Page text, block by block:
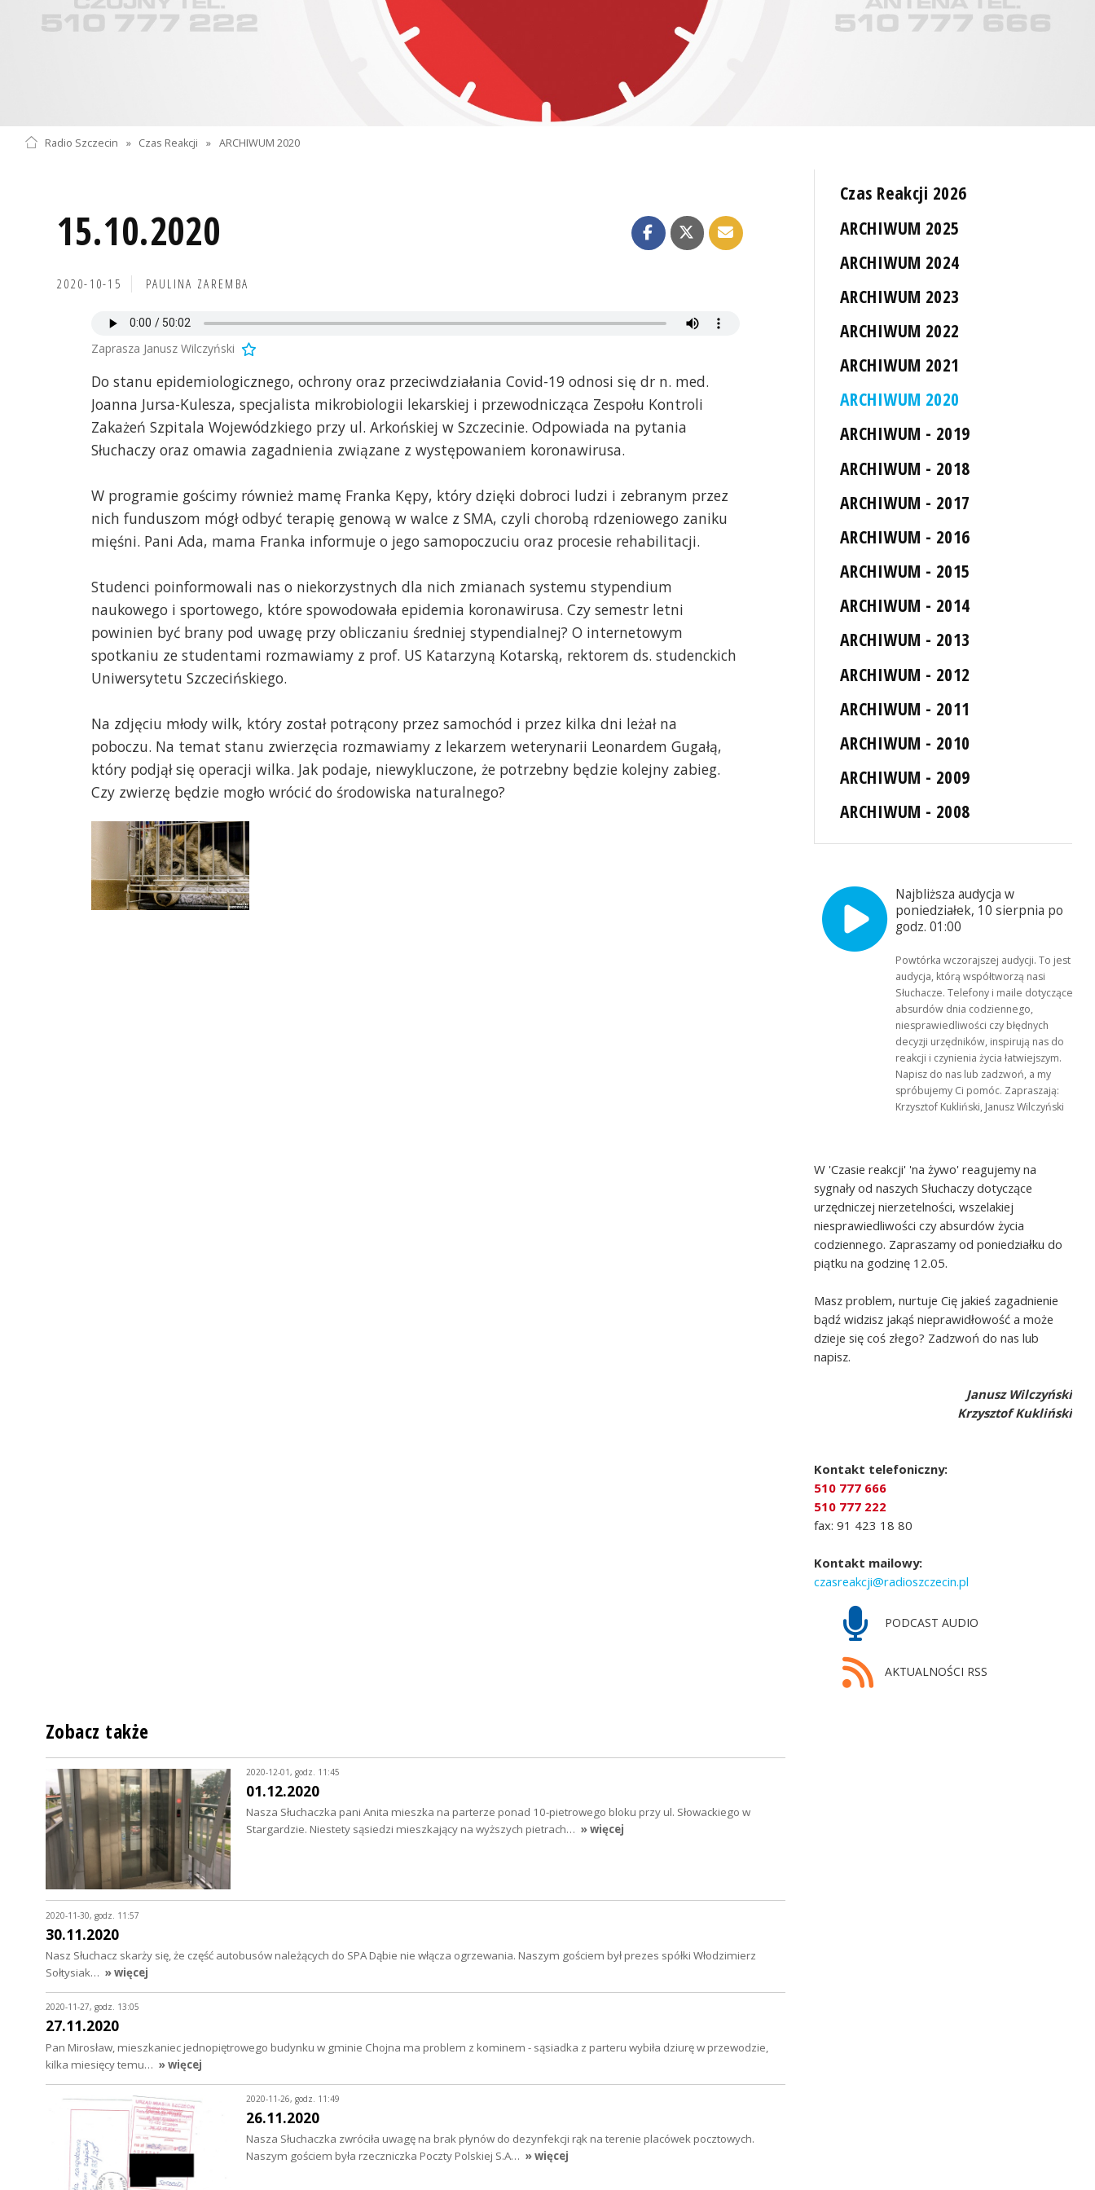
Radio Szczecin » Czas Reakcji » ARCHIWUM 2020
15.10.2020
2020-10-15 PAULINA ZAREMBA
Zaprasza Janusz Wilczyński
Do stanu epidemiologicznego, ochrony oraz przeciwdziałania Covid-19 odnosi się dr n. med.
Joanna Jursa-Kulesza, specjalista mikrobiologii lekarskiej i przewodnicząca Zespołu Kontroli
Zakażeń Szpitala Wojewódzkiego przy ul. Arkońskiej w Szczecinie. Odpowiada na pytania
Słuchaczy oraz omawia zagadnienia związane z występowaniem koronawirusa.
W programie gościmy również mamę Franka Kępy, który dzięki dobroci ludzi i zebranym przez
nich funduszom mógł odbyć terapię genową w walce z SMA, czyli chorobą rdzeniowego zaniku
mięśni. Pani Ada, mama Franka informuje o jego samopoczuciu oraz procesie rehabilitacji.
Studenci poinformowali nas o niekorzystnych dla nich zmianach systemu stypendium
naukowego i sportowego, które spowodowała epidemia koronawirusa. Czy semestr letni
powinien być brany pod uwagę przy obliczaniu średniej stypendialnej? O internetowym
spotkaniu ze studentami rozmawiamy z prof. US Katarzyną Kotarską, rektorem ds. studenckich
Uniwersytetu Szczecińskiego.
Na zdjęciu młody wilk, który został potrącony przez samochód i przez kilka dni leżał na
poboczu. Na temat stanu zwierzęcia rozmawiamy z lekarzem weterynarii Leonardem Gugałą,
który podjął się operacji wilka. Jak podaje, niewykluczone, że potrzebny będzie kolejny zabieg.
Czy zwierzę będzie mogło wrócić do środowiska naturalnego?
Czas Reakcji 2026
ARCHIWUM 2025
ARCHIWUM 2024
ARCHIWUM 2023
ARCHIWUM 2022
ARCHIWUM 2021
ARCHIWUM 2020
ARCHIWUM - 2019
ARCHIWUM - 2018
ARCHIWUM - 2017
ARCHIWUM - 2016
ARCHIWUM - 2015
ARCHIWUM - 2014
ARCHIWUM - 2013
ARCHIWUM - 2012
ARCHIWUM - 2011
ARCHIWUM - 2010
ARCHIWUM - 2009
ARCHIWUM - 2008
Najbliższa audycja w
poniedziałek, 10 sierpnia po
godz. 01:00
Powtórka wczorajszej audycji. To jest
audycja, którą współtworzą nasi
Słuchacze. Telefony i maile dotyczące
absurdów dnia codziennego,
niesprawiedliwości czy błędnych
decyzji urzędników, inspirują nas do
reakcji i czynienia życia łatwiejszym.
Napisz do nas lub zadzwoń, a my
spróbujemy Ci pomóc. Zapraszają:
Krzysztof Kukliński, Janusz Wilczyński
W 'Czasie reakcji' 'na żywo' reagujemy na
sygnały od naszych Słuchaczy dotyczące
urzędniczej nierzetelności, wszelakiej
niesprawiedliwości czy absurdów życia
codziennego. Zapraszamy od poniedziałku do
piątku na godzinę 12.05.
Masz problem, nurtuje Cię jakieś zagadnienie
bądź widzisz jakąś nieprawidłowość a może
dzieje się coś złego? Zadzwoń do nas lub
napisz.
Janusz Wilczyński
Krzysztof Kukliński
Kontakt telefoniczny:
510 777 666
510 777 222
fax: 91 423 18 80
Kontakt mailowy:
czasreakcji@radioszczecin.pl
PODCAST AUDIO
AKTUALNOŚCI RSS
Zobacz także
2020-12-01, godz. 11:45
01.12.2020
Nasza Słuchaczka pani Anita mieszka na parterze ponad 10-pietrowego bloku przy ul. Słowackiego w
Stargardzie. Niestety sąsiedzi mieszkający na wyższych pietrach… » więcej
2020-11-30, godz. 11:57
30.11.2020
Nasz Słuchacz skarży się, że część autobusów należących do SPA Dąbie nie włącza ogrzewania. Naszym gościem był prezes spółki Włodzimierz
Sołtysiak… » więcej
2020-11-27, godz. 13:05
27.11.2020
Pan Mirosław, mieszkaniec jednopiętrowego budynku w gminie Chojna ma problem z kominem - sąsiadka z parteru wybiła dziurę w przewodzie,
kilka miesięcy temu… » więcej
2020-11-26, godz. 11:49
26.11.2020
Nasza Słuchaczka zwróciła uwagę na brak płynów do dezynfekcji rąk na terenie placówek pocztowych.
Naszym gościem była rzeczniczka Poczty Polskiej S.A… » więcej